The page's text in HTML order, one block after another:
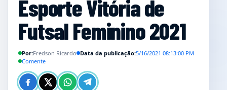
Esporte Vitória de
Futsal Feminino 2021
Por:Fredson Ricardo Data da publicação:5/16/2021 08:13:00 PM
Comente